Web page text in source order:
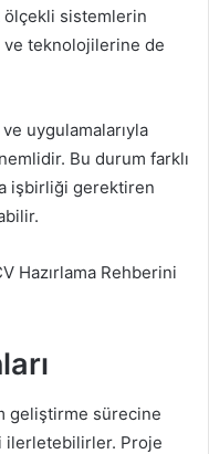
ölçekli sistemlerin
ve teknolojilerine de
uygulamalarıyla
Bu durum farklı
işbirliği gerektiren
Hazırlama Rehberini
geliştirme sürecine
ilerletebilirler. Proje